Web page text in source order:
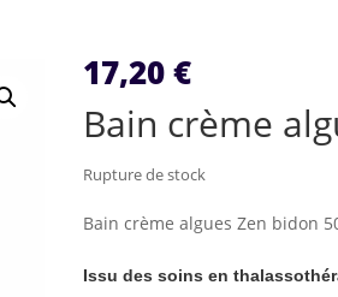
17,20€
Bain crème
Rupture de stock
Bain crème algues Zen bidon
Issu des soins en